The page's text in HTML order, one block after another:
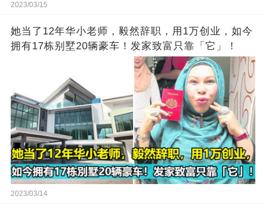
2023/03/15
她当了12年华小老师，毅然辞职，用1万创业，如今
拥有17栋别墅20辆豪车！发家致富只靠「它」！
2023/03/14